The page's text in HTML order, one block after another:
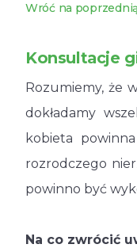
Wróć na
Konsultacje
Rozumiemy, że
dokładamy
kobieta
rozrodczego
powinno być
Na co zwrócić